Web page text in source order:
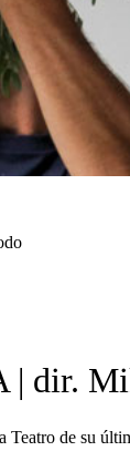
dir.
de su